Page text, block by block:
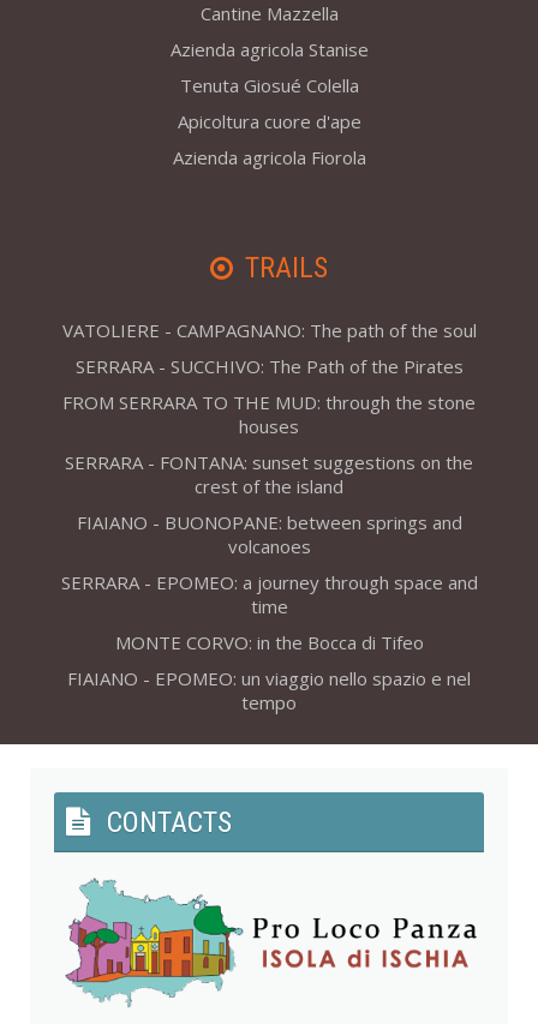
Cantine Mazzella
Azienda agricola Stanise
Tenuta Giosué Colella
Apicoltura cuore d'ape
Azienda agricola Fiorola
TRAILS
VATOLIERE - CAMPAGNANO: The path of the soul
SERRARA - SUCCHIVO: The Path of the Pirates
FROM SERRARA TO THE MUD: through the stone
houses
SERRARA - FONTANA: sunset suggestions on the
crest of the island
FIAIANO - BUONOPANE: between springs and
volcanoes
SERRARA - EPOMEO: a journey through space and
time
MONTE CORVO: in the Bocca di Tifeo
FIAIANO - EPOMEO: un viaggio nello spazio e nel
tempo
CONTACTS